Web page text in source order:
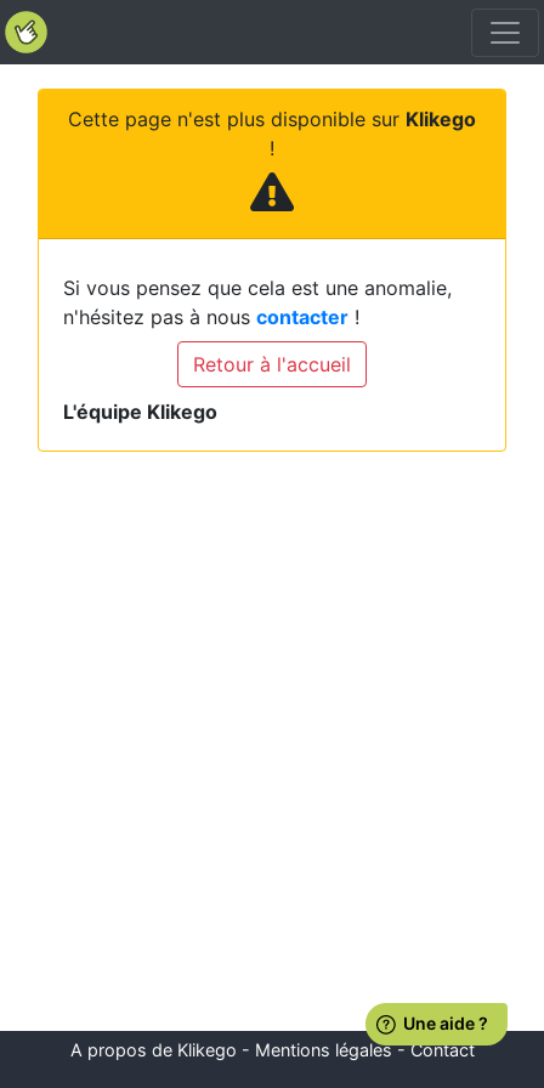
Cette page n'est plus disponible sur Klikego
!
Si vous pensez que cela est une anomalie,
n'hésitez pas à nous contacter !
Retour à l'accueil
L'équipe Klikego
A propos de Klikego - Mentions légales-Contact